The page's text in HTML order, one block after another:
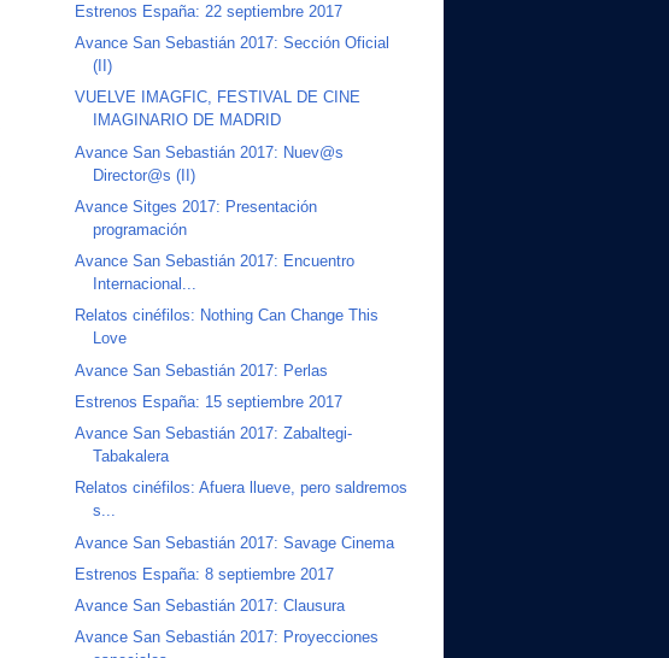
Estrenos España: 22 septiembre 2017
Avance San Sebastián 2017: Sección Oficial
(II)
VUELVE IMAGFIC, FESTIVAL DE CINE
IMAGINARIO DE MADRID
Avance San Sebastián 2017: Nuev@s
Director@s (II)
Avance Sitges 2017: Presentación
programación
Avance San Sebastián 2017: Encuentro
Internacional...
Relatos cinéfilos: Nothing Can Change This
Love
Avance San Sebastián 2017: Perlas
Estrenos España: 15 septiembre 2017
Avance San Sebastián 2017: Zabaltegi-
Tabakalera
Relatos cinéfilos: Afuera llueve, pero saldremos
s...
Avance San Sebastián 2017: Savage Cinema
Estrenos España: 8 septiembre 2017
Avance San Sebastián 2017: Clausura
Avance San Sebastián 2017: Proyecciones